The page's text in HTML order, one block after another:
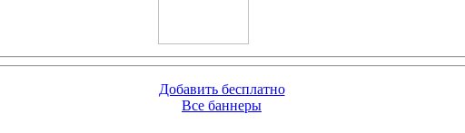
Добавить бесплатно
Все баннеры